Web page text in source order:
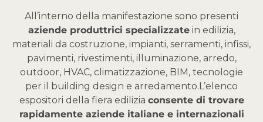
All’interno della manifestazione sono presenti
aziende produttrici specializzatein edilizia,
materiali da costruzione, impianti, serramenti, infissi,
pavimenti, rivestimenti, illuminazione, arredo,
outdoor, HVAC, climatizzazione, BIM, tecnologie
per il building design e arredamento. L’elenco
espositori della fiera edilizia consente di trovare
rapidamente aziende italiane e internazionali